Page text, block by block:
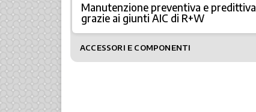
Manutenzione preventiva e predittiva
grazie ai giunti AIC di R+W
ACCESSORI E COMPONENTI